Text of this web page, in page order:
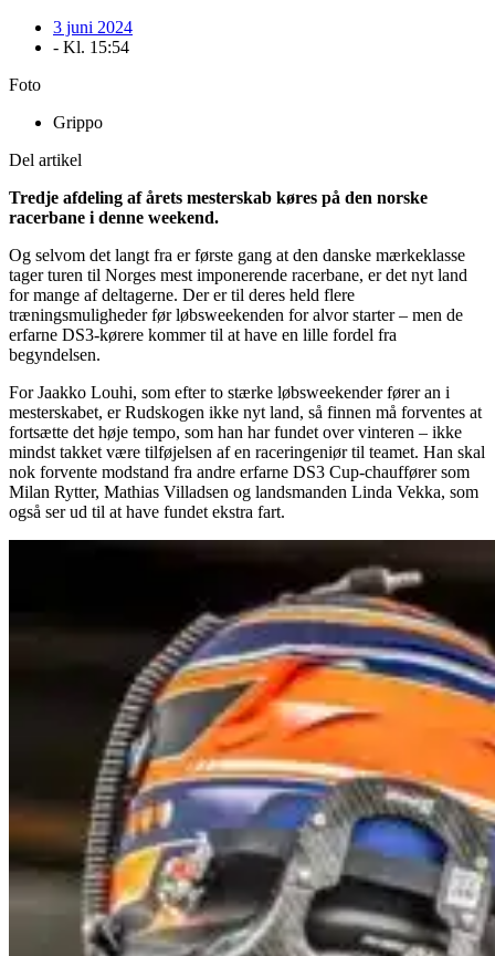
3 juni 2024
- Kl. 15:54
Foto
Grippo
Del artikel
Tredje afdeling af årets mesterskab køres på den norske
racerbane i denne weekend.
Og selvom det langt fra er første gang at den danske mærkeklasse
tager turen til Norges mest imponerende racerbane, er det nyt land
for mange af deltagerne. Der er til deres held flere
træningsmuligheder før løbsweekenden for alvor starter – men de
erfarne DS3-kørere kommer til at have en lille fordel fra
begyndelsen.
For Jaakko Louhi, som efter to stærke løbsweekender fører an i
mesterskabet, er Rudskogen ikke nyt land, så finnen må forventes at
fortsætte det høje tempo, som han har fundet over vinteren – ikke
mindst takket være tilføjelsen af en raceringeniør til teamet. Han skal
nok forvente modstand fra andre erfarne DS3 Cup-chauffører som
Milan Rytter, Mathias Villadsen og landsmanden Linda Vekka, som
også ser ud til at have fundet ekstra fart.